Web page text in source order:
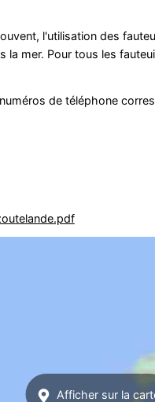
l'utilisation des
la mer. Pour tous les
de téléphone
Afficher sur la